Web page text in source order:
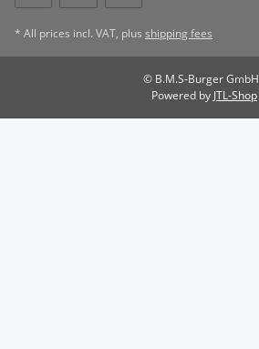
* All prices incl. VAT, plus shipping fees
© B.M.S-Burger GmbH
Powered by JTL-Shop